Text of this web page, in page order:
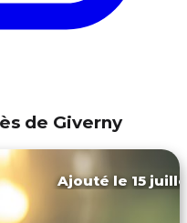
de Giverny
Ajouté le 15